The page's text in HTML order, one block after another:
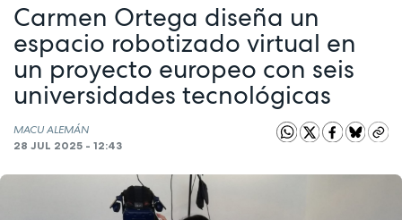
Carmen Ortega diseña un
espacio robotizado virtual en
un proyecto europeo con seis
universidades tecnológicas
MACU ALEMÁN
28 JUL 2025 - 12:43